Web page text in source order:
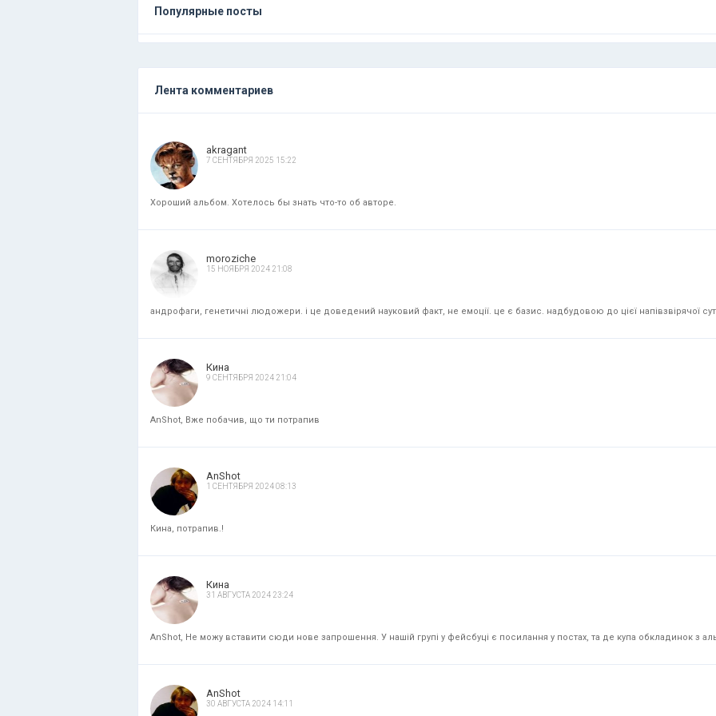
Популярные посты
Лента комментариев
akragant
7 СЕНТЯБРЯ 2025 15:22
Хороший альбом. Хотелось бы знать что-то об авторе.
moroziche
15 НОЯБРЯ 2024 21:08
андрофаги, генетичні людожери. і це доведений науковий факт, не емоції. це є базис. надбудовою до цієї напівзвірячої
Кина
9 СЕНТЯБРЯ 2024 21:04
AnShot, Вже побачив, що ти потрапив
AnShot
1 СЕНТЯБРЯ 2024 08:13
Кина, потрапив.!
Кина
31 АВГУСТА 2024 23:24
AnShot, Не можу вставити сюди нове запрошення. У нашій групі у фейсбуці є посилання у постах, та де купа обкладинок з
AnShot
30 АВГУСТА 2024 14:11